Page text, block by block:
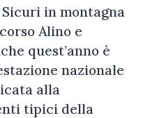
in montagna
Alino e
quest’anno è
nazionale
alla
tipici della